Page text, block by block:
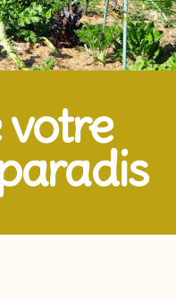
votre